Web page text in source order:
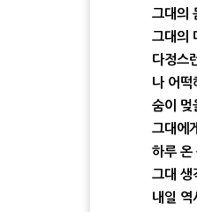
그대의
그대의
다정스
나 어떡
숨이 멎
그대에
하루 온
그대 생
내일 역